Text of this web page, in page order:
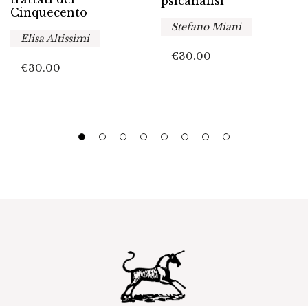
Cinquecento
Elisa Altissimi
€30.00
Stefano Miani
€30.00